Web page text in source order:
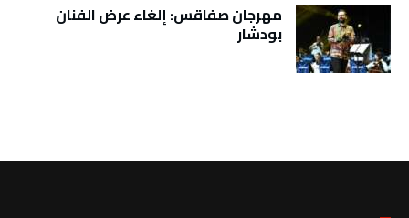
مهرجان صفاقس: إلغاء عرض الفنان
بودشار